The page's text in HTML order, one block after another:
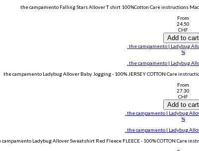
the campamento Falling Stars Allover T shirt 100%Cotton Care instructions
From
24.50
CHF
Add to cart
. the campamento | Ladybug
%
. the campamento | Ladybug
the campamento Ladybug Allover Baby Jogging - 100% JERSEY COTTON Care
From
27.30
CHF
Add to cart
. the campamento | Ladybug
%
. the campamento | Ladybug
campamento Ladybug Allover Sweatshirt Red Fleece FLEECE - 100% COTTON Care